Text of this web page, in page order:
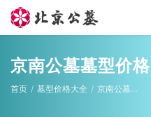
京南公墓墓型价格
首页 墓型价格大全 京南公墓墓型